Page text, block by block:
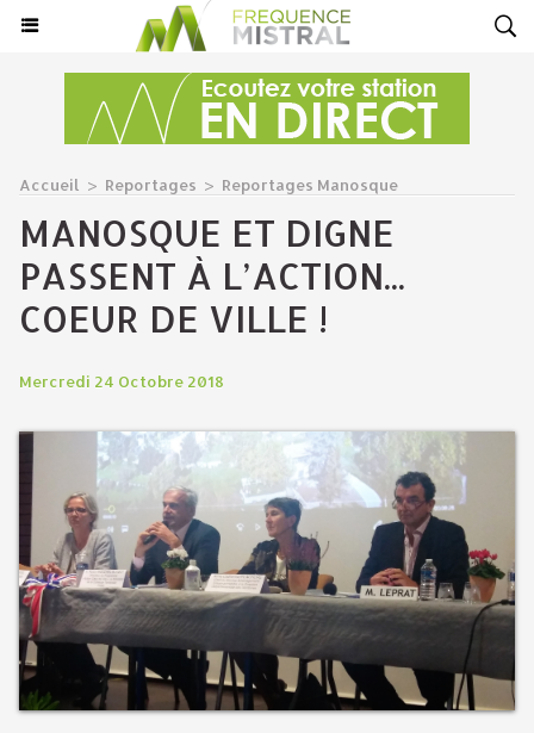
Accueil > Reportages > Reportages Manosque
MANOSQUE ET DIGNE
PASSENT À L’ACTION...
COEUR DE VILLE !
Mercredi 24 Octobre 2018